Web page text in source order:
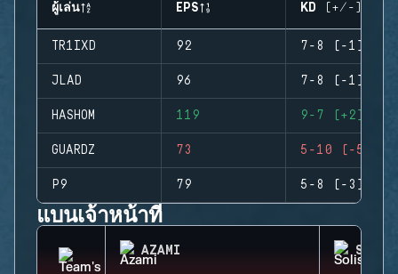
ผู้เล่น EPS KD (+/-)
TR1IXD 92 7-8 (-1)
JLAD 96 7-8 (-1)
HASHOM 119 9-7 (+2)
GUARDZ 73 5-10 (-5)
P9 79 5-8 (-3)
แบนเจ้าหน้าที่
AZAMI SOLIS